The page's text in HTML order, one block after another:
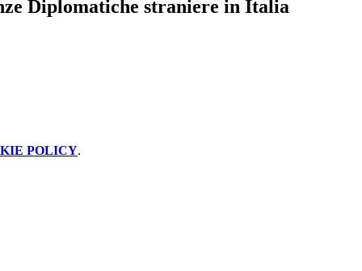
Diplomatiche straniere in Italia
POLICY.